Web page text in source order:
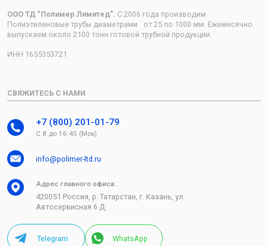
ООО ТД “Полимер Лимитед”. С 2006 года производим
Полиэтиленовые трубы диаметрами от 25 по 1000 мм. Ежемесячно
выпускаем около 2100 тонн готовой трубной продукции.
ИНН 1655353721
СВЯЖИТЕСЬ С НАМИ
+7 (800) 201-01-79
С 8 до 16:45 (Мск)
info@polimer-ltd.ru
Адрес главного офиса:
420051 Россия, р. Татарстан, г. Казань, ул.
Автосервисная 6 Д
Telegram WhatsApp